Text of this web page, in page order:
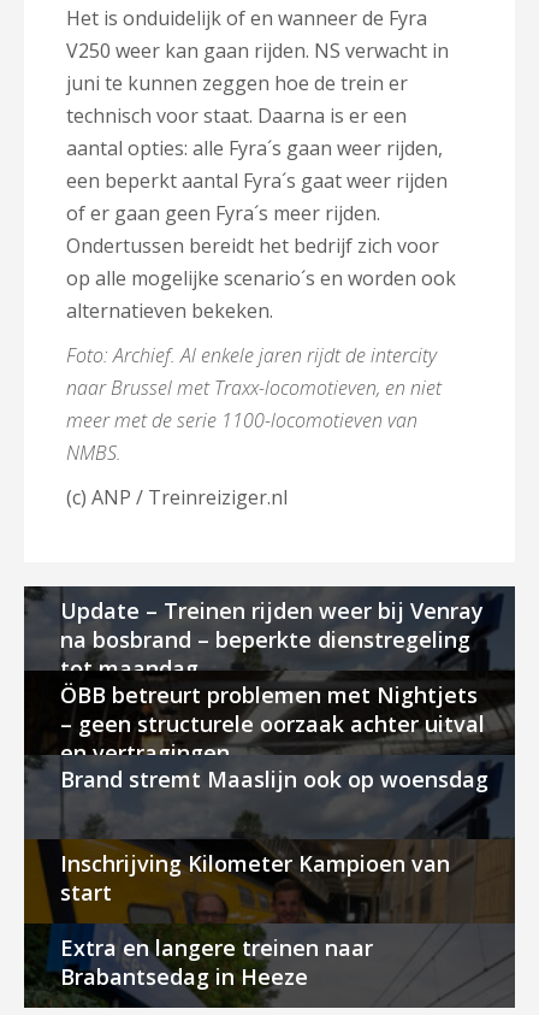
Het is onduidelijk of en wanneer de Fyra
V250 weer kan gaan rijden. NS verwacht in
juni te kunnen zeggen hoe de trein er
technisch voor staat. Daarna is er een
aantal opties: alle Fyra´s gaan weer rijden,
een beperkt aantal Fyra´s gaat weer rijden
of er gaan geen Fyra´s meer rijden.
Ondertussen bereidt het bedrijf zich voor
op alle mogelijke scenario´s en worden ook
alternatieven bekeken.
Foto: Archief. Al enkele jaren rijdt de intercity
naar Brussel met Traxx-locomotieven, en niet
meer met de serie 1100-locomotieven van
NMBS.
(c) ANP / Treinreiziger.nl
Update – Treinen rijden weer bij Venray
na bosbrand – beperkte dienstregeling
tot maandag
ÖBB betreurt problemen met Nightjets
– geen structurele oorzaak achter uitval
en vertragingen
Brand stremt Maaslijn ook op woensdag
Inschrijving Kilometer Kampioen van
start
Extra en langere treinen naar
Brabantsedag in Heeze